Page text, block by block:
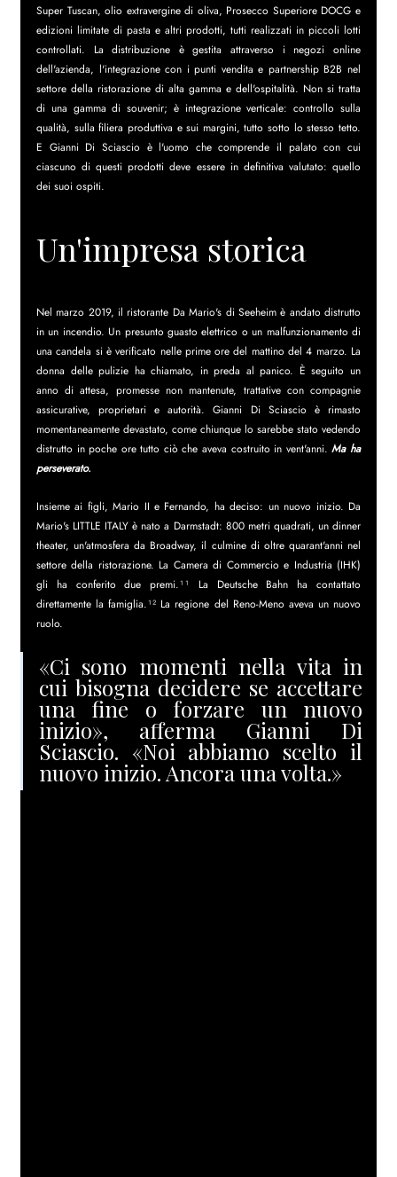
Super Tuscan, olio extravergine di oliva, Prosecco Superiore DOCG e
edizioni limitate di pasta e altri prodotti, tutti realizzati in piccoli lotti
controllati. La distribuzione è gestita attraverso i negozi online
dell'azienda, l'integrazione con i punti vendita e partnership B2B nel
settore della ristorazione di alta gamma e dell'ospitalità. Non si tratta
di una gamma di souvenir; è integrazione verticale: controllo sulla
qualità, sulla filiera produttiva e sui margini, tutto sotto lo stesso tetto.
E Gianni Di Sciascio è l'uomo che comprende il palato con cui
ciascuno di questi prodotti deve essere in definitiva valutato: quello
dei suoi ospiti.
Un'impresa storica
Nel marzo 2019, il ristorante Da Mario's di Seeheim è andato distrutto
in un incendio. Un presunto guasto elettrico o un malfunzionamento di
una candela si è verificato nelle prime ore del mattino del 4 marzo. La
donna delle pulizie ha chiamato, in preda al panico. È seguito un
anno di attesa, promesse non mantenute, trattative con compagnie
assicurative, proprietari e autorità. Gianni Di Sciascio è rimasto
momentaneamente devastato, come chiunque lo sarebbe stato vedendo
distrutto in poche ore tutto ciò che aveva costruito in vent'anni. Ma ha
perseverato.
Insieme ai figli, Mario II e Fernando, ha deciso: un nuovo inizio. Da
Mario's LITTLE ITALY è nato a Darmstadt: 800 metri quadrati, un dinner
theater, un'atmosfera da Broadway, il culmine di oltre quarant'anni nel
settore della ristorazione. La Camera di Commercio e Industria (IHK)
gli ha conferito due premi.¹¹ La Deutsche Bahn ha contattato
direttamente la famiglia.¹² La regione del Reno-Meno aveva un nuovo
ruolo.
«Ci ​​sono momenti nella vita in
cui bisogna decidere se accettare
una fine o forzare un nuovo
inizio», afferma Gianni Di
Sciascio. «Noi abbiamo scelto il
nuovo inizio. Ancora una volta.»